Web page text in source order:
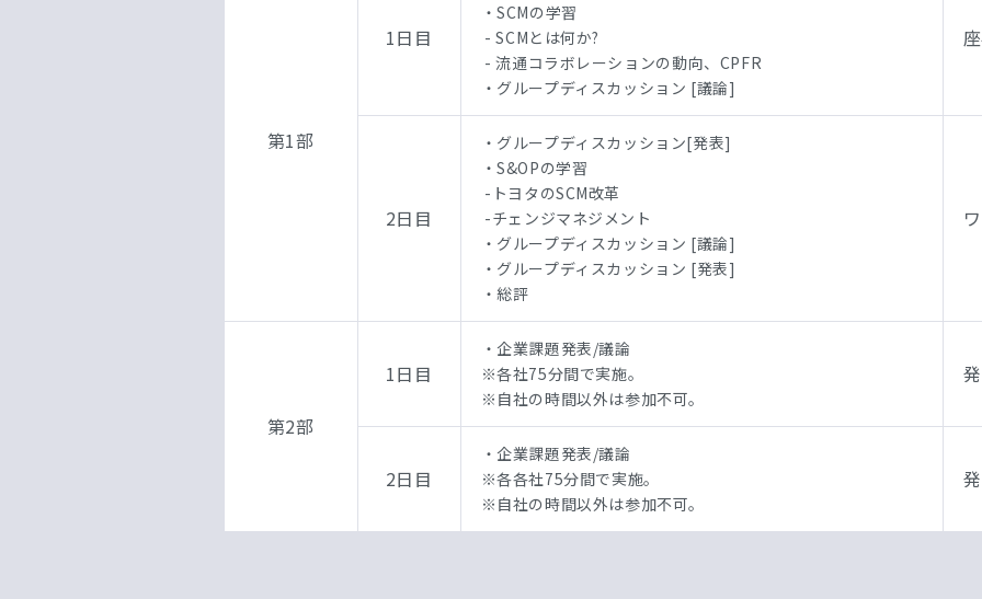
第1部
1日目
・SCMの学習
- SCMとは何か?
- 流通コラボレーションの動向、CPFR
・グループディスカッション [議論]
2日目
・グループディスカッション[発表]
・S&OPの学習
-トヨタのSCM改革
-チェンジマネジメント
・グループディスカッション [議論]
・グループディスカッション [発表]
・総評
第2部
1日目
・企業課題発表/議論
※各社75分間で実施。
※自社の時間以外は参加不可。
2日目
・企業課題発表/議論
※各各社75分間で実施。
※自社の時間以外は参加不可。